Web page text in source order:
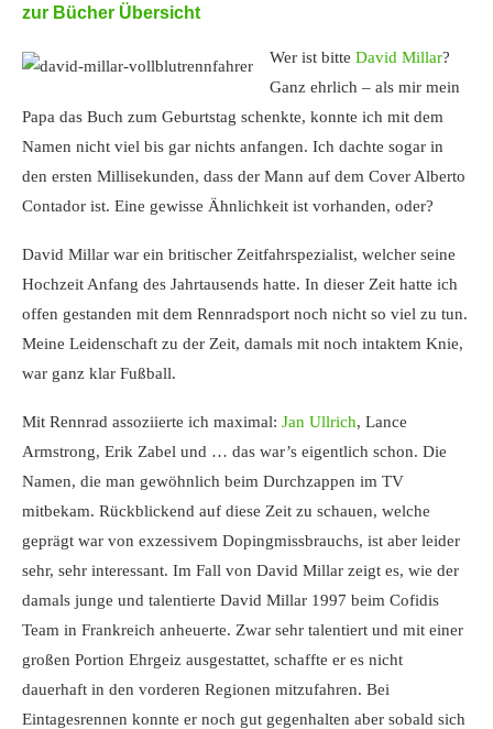
zur Bücher Übersicht
Wer ist bitte David Millar?
Ganz ehrlich – als mir mein
Papa das Buch zum Geburtstag schenkte, konnte ich mit dem
Namen nicht viel bis gar nichts anfangen. Ich dachte sogar in
den ersten Millisekunden, dass der Mann auf dem Cover Alberto
Contador ist. Eine gewisse Ähnlichkeit ist vorhanden, oder?
David Millar war ein britischer Zeitfahrspezialist, welcher seine
Hochzeit Anfang des Jahrtausends hatte. In dieser Zeit hatte ich
offen gestanden mit dem Rennradsport noch nicht so viel zu tun.
Meine Leidenschaft zu der Zeit, damals mit noch intaktem Knie,
war ganz klar Fußball.
Mit Rennrad assoziierte ich maximal: Jan Ullrich, Lance
Armstrong, Erik Zabel und … das war’s eigentlich schon. Die
Namen, die man gewöhnlich beim Durchzappen im TV
mitbekam. Rückblickend auf diese Zeit zu schauen, welche
geprägt war von exzessivem Dopingmissbrauchs, ist aber leider
sehr, sehr interessant. Im Fall von David Millar zeigt es, wie der
damals junge und talentierte David Millar 1997 beim Cofidis
Team in Frankreich anheuerte. Zwar sehr talentiert und mit einer
großen Portion Ehrgeiz ausgestattet, schaffte er es nicht
dauerhaft in den vorderen Regionen mitzufahren. Bei
Eintagesrennen konnte er noch gut gegenhalten aber sobald sich